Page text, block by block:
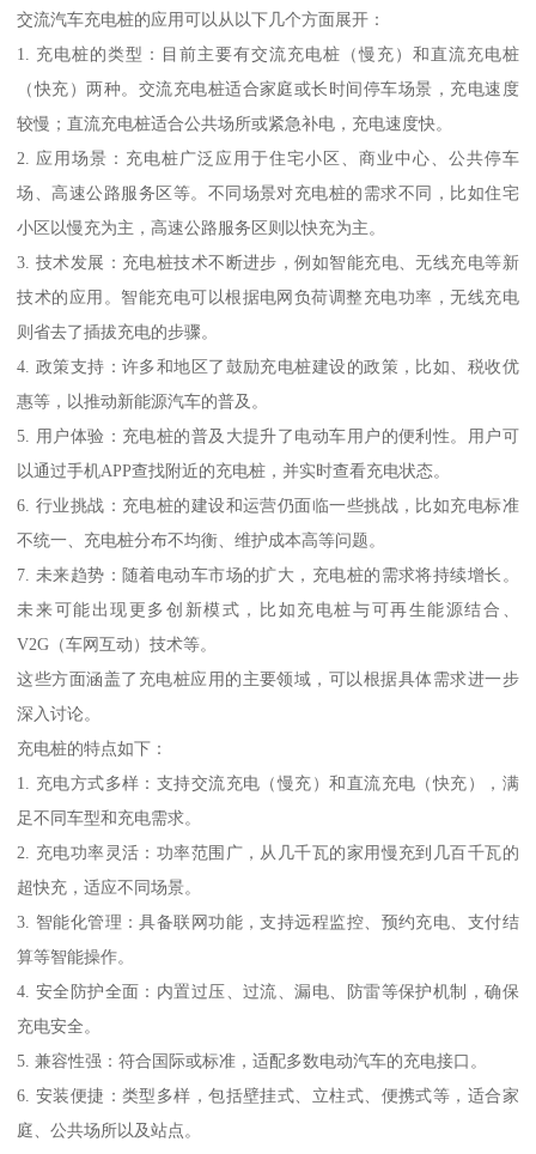
交流汽车充电桩的应用可以从以下几个方面展开：
1. 充电桩的类型：目前主要有交流充电桩（慢充）和直流充电桩
（快充）两种。交流充电桩适合家庭或长时间停车场景，充电速度
较慢；直流充电桩适合公共场所或紧急补电，充电速度快。
2. 应用场景：充电桩广泛应用于住宅小区、商业中心、公共停车
场、高速公路服务区等。不同场景对充电桩的需求不同，比如住宅
小区以慢充为主，高速公路服务区则以快充为主。
3. 技术发展：充电桩技术不断进步，例如智能充电、无线充电等新
技术的应用。智能充电可以根据电网负荷调整充电功率，无线充电
则省去了插拔充电的步骤。
4. 政策支持：许多和地区了鼓励充电桩建设的政策，比如、税收优
惠等，以推动新能源汽车的普及。
5. 用户体验：充电桩的普及大提升了电动车用户的便利性。用户可
以通过手机APP查找附近的充电桩，并实时查看充电状态。
6. 行业挑战：充电桩的建设和运营仍面临一些挑战，比如充电标准
不统一、充电桩分布不均衡、维护成本高等问题。
7. 未来趋势：随着电动车市场的扩大，充电桩的需求将持续增长。
未来可能出现更多创新模式，比如充电桩与可再生能源结合、
V2G（车网互动）技术等。
这些方面涵盖了充电桩应用的主要领域，可以根据具体需求进一步
深入讨论。
充电桩的特点如下：
1. 充电方式多样：支持交流充电（慢充）和直流充电（快充），满
足不同车型和充电需求。
2. 充电功率灵活：功率范围广，从几千瓦的家用慢充到几百千瓦的
超快充，适应不同场景。
3. 智能化管理：具备联网功能，支持远程监控、预约充电、支付结
算等智能操作。
4. 安全防护全面：内置过压、过流、漏电、防雷等保护机制，确保
充电安全。
5. 兼容性强：符合国际或标准，适配多数电动汽车的充电接口。
6. 安装便捷：类型多样，包括壁挂式、立柱式、便携式等，适合家
庭、公共场所以及站点。